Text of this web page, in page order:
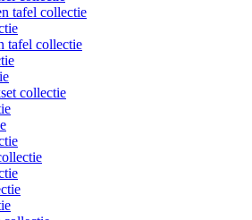
tafel collectie
tafel collectie
collectie